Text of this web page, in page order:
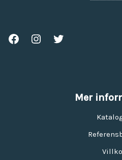
Mer